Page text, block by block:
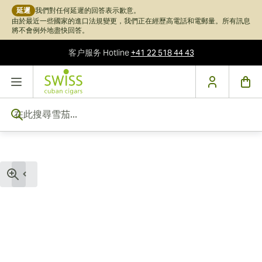
延遲 我們對任何延遲的回答表示歉意。
由於最近一些國家的進口法規變更，我們正在經歷高電話和電郵量。所有訊息
將不會例外地盡快回答。
客户服务 Hotline+41 22 518 44 43